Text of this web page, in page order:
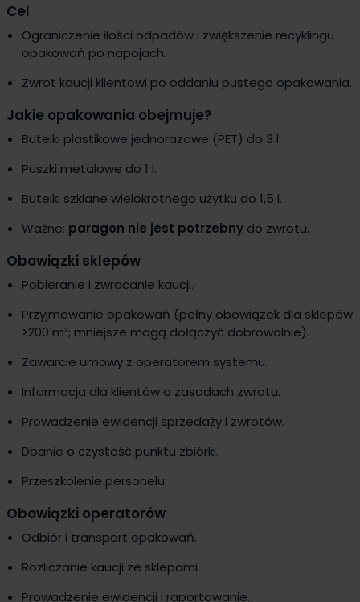
Cel
Ograniczenie ilości odpadów i zwiększenie recyklingu
opakowań po napojach.
Zwrot kaucji klientowi po oddaniu pustego opakowania.
Jakie opakowania obejmuje?
Butelki plastikowe jednorazowe (PET) do 3 l.
Puszki metalowe do 1 l.
Butelki szklane wielokrotnego użytku do 1,5 l.
Ważne: paragon nie jest potrzebny do zwrotu.
Obowiązki sklepów
Pobieranie i zwracanie kaucji.
Przyjmowanie opakowań (pełny obowiązek dla sklepów
>200 m²; mniejsze mogą dołączyć dobrowolnie).
Zawarcie umowy z operatorem systemu.
Informacja dla klientów o zasadach zwrotu.
Prowadzenie ewidencji sprzedaży i zwrotów.
Dbanie o czystość punktu zbiórki.
Przeszkolenie personelu.
Obowiązki operatorów
Odbiór i transport opakowań.
Rozliczanie kaucji ze sklepami.
Prowadzenie ewidencji i raportowanie.